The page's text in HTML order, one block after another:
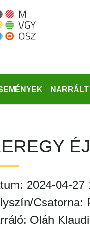
NARRÁLT
2024-04-27
Csatorna:
Oláh